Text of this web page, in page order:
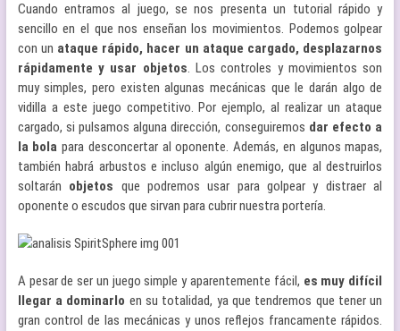
Cuando entramos al juego, se nos presenta un tutorial rápido y
sencillo en el que nos enseñan los movimientos. Podemos golpear
con un ataque rápido, hacer un ataque cargado, desplazarnos
rápidamente y usar objetos. Los controles y movimientos son
muy simples, pero existen algunas mecánicas que le darán algo de
vidilla a este juego competitivo. Por ejemplo, al realizar un ataque
cargado, si pulsamos alguna dirección, conseguiremos dar efecto a
la bola para desconcertar al oponente. Además, en algunos mapas,
también habrá arbustos e incluso algún enemigo, que al destruirlos
soltarán objetos que podremos usar para golpear y distraer al
oponente o escudos que sirvan para cubrir nuestra portería.
A pesar de ser un juego simple y aparentemente fácil, es muy difícil
llegar a dominarlo en su totalidad, ya que tendremos que tener un
gran control de las mecánicas y unos reflejos francamente rápidos.